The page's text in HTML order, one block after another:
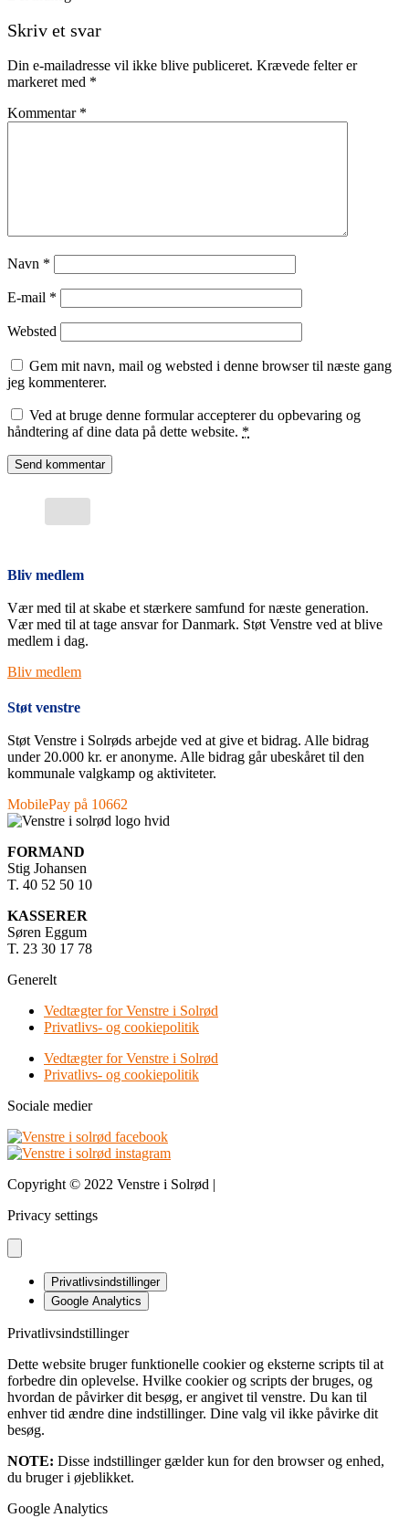
Skriv et svar
Din e-mailadresse vil ikke blive publiceret. Krævede felter er
markeret med *
Kommentar *
Navn *
E-mail *
Websted
Gem mit navn, mail og websted i denne browser til næste gang
jeg kommenterer.
Ved at bruge denne formular accepterer du opbevaring og
håndtering af dine data på dette website. *
Bliv medlem
Vær med til at skabe et stærkere samfund for næste generation.
Vær med til at tage ansvar for Danmark. Støt Venstre ved at blive
medlem i dag.
Bliv medlem
Støt venstre
Støt Venstre i Solrøds arbejde ved at give et bidrag. Alle bidrag
under 20.000 kr. er anonyme. Alle bidrag går ubeskåret til den
kommunale valgkamp og aktiviteter.
MobilePay på 10662
FORMAND
Stig Johansen
T. 40 52 50 10
KASSERER
Søren Eggum
T. 23 30 17 78
Generelt
Vedtægter for Venstre i Solrød
Privatlivs- og cookiepolitik
Vedtægter for Venstre i Solrød
Privatlivs- og cookiepolitik
Sociale medier
Copyright © 2022 Venstre i Solrød |
Privacy settings
Privatlivsindstillinger
Google Analytics
Privatlivsindstillinger
Dette website bruger funktionelle cookier og eksterne scripts til at
forbedre din oplevelse. Hvilke cookier og scripts der bruges, og
hvordan de påvirker dit besøg, er angivet til venstre. Du kan til
enhver tid ændre dine indstillinger. Dine valg vil ikke påvirke dit
besøg.
NOTE: Disse indstillinger gælder kun for den browser og enhed,
du bruger i øjeblikket.
Google Analytics